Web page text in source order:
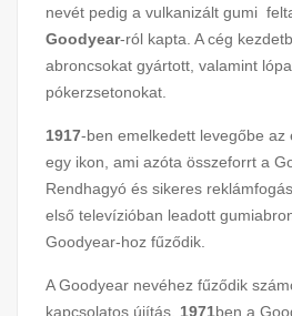
nevét pedig a vulkanizált gumi
Goodyear-ról kapta. A cég
abroncsokat gyártott, valamint
pókerzsetonokat.
1917-ben emelkedett levegőbe az
egy ikon, ami azóta összeforrt a
Rendhagyó és sikeres
első televízióban leadott
Goodyear-hoz fűződik.
A Goodyear nevéhez fűződik
kapcsolatos újítás. 1971ben a